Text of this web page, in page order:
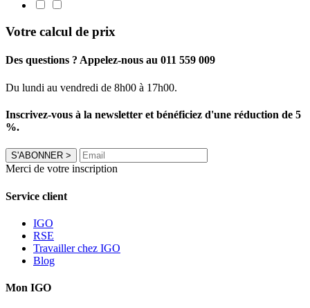
Votre calcul de prix
Des questions ? Appelez-nous au 011 559 009
Du lundi au vendredi de 8h00 à 17h00.
Inscrivez-vous à la newsletter et bénéficiez d'une réduction de 5
%.
S'ABONNER >
Merci de votre inscription
Service client
IGO
RSE
Travailler chez IGO
Blog
Mon IGO